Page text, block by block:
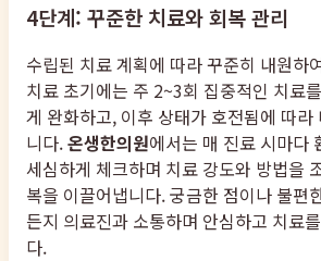
4단계: 꾸준한 치료와 회복 관리
수립된 치료 계획에 따라 꾸준히 내원하
치료 초기에는 주 2~3회 집중적인 치료
게 완화하고, 이후 상태가 호전됨에 따
니다.온생한의원에서는 매 진료 시마다
세심하게 체크하며 치료 강도와 방법을
복을 이끌어냅니다. 궁금한 점이나 불편
든지 의료진과 소통하며 안심하고 치료
다.